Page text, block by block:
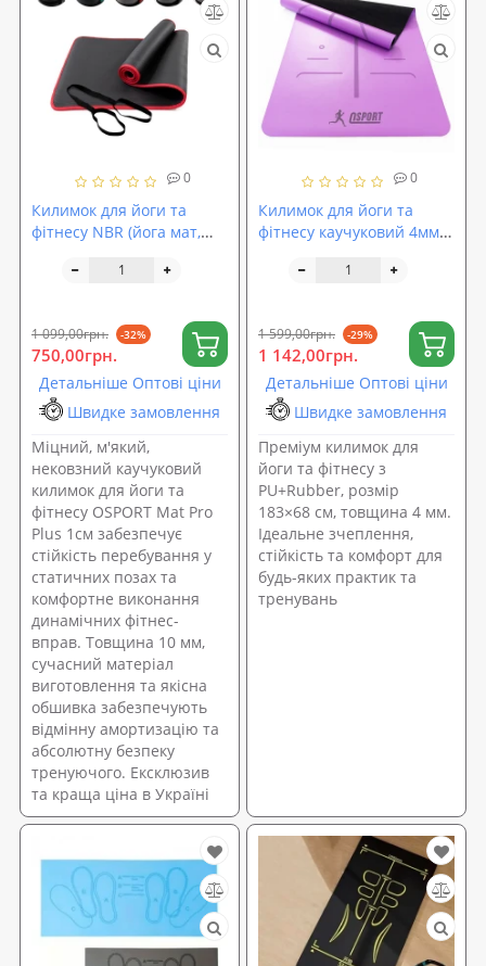
0
Килимок для йоги та
фітнесу NBR (йога мат,
OSPORT Mat Pro Plus 1см
1 099,00грн. -32%
750,00грн.
Детальніше Оптові ціни
Швидке замовлення
Міцний, м'який,
нековзний каучуковий
килимок для йоги та
фітнесу OSPORT Mat Pro
Plus 1см забезпечує
стійкість перебування у
статичних позах та
комфортне виконання
динамічних фітнес-
вправ. Товщина 10 мм,
сучасний матеріал
виготовлення та якісна
обшивка забезпечують
відмінну амортизацію та
абсолютну безпеку
тренуючого. Ексклюзив
та краща ціна в Україні
0
Килимок для йоги та
фітнесу каучуковий 4мм
спортивний) 183x68см
1 599,00грн. -29%
1 142,00грн.
Детальніше Оптові ціни
Швидке замовлення
Преміум килимок для
йоги та фітнесу з
PU+Rubber, розмір
183×68 см, товщина 4 мм.
Ідеальне зчеплення,
стійкість та комфорт для
будь-яких практик та
тренувань